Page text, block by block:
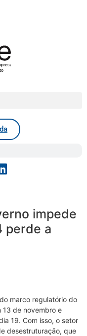
impede
perde a
marco regulatório do
13 de novembro e
19. Com isso, o setor
desestruturação, que